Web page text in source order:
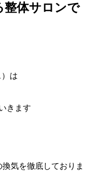
整体サロンで
は
きます
気を徹底しておりま